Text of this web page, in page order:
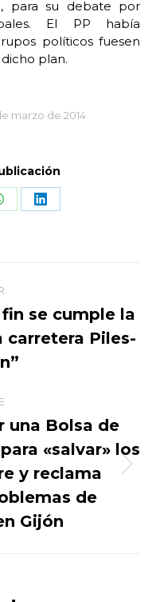
para su debate por
El PP había
políticos fuesen
plan.
marzo de 2014
Share
se cumple la
carretera Piles-
una Bolsa de
«salvar» los
y reclama
de
Gijón